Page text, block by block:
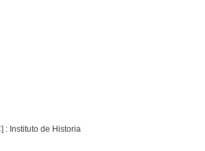
: Instituto de Historia